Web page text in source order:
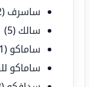
ساسرف (2)
سالك (5)
ساماكو (1)
ساماكو